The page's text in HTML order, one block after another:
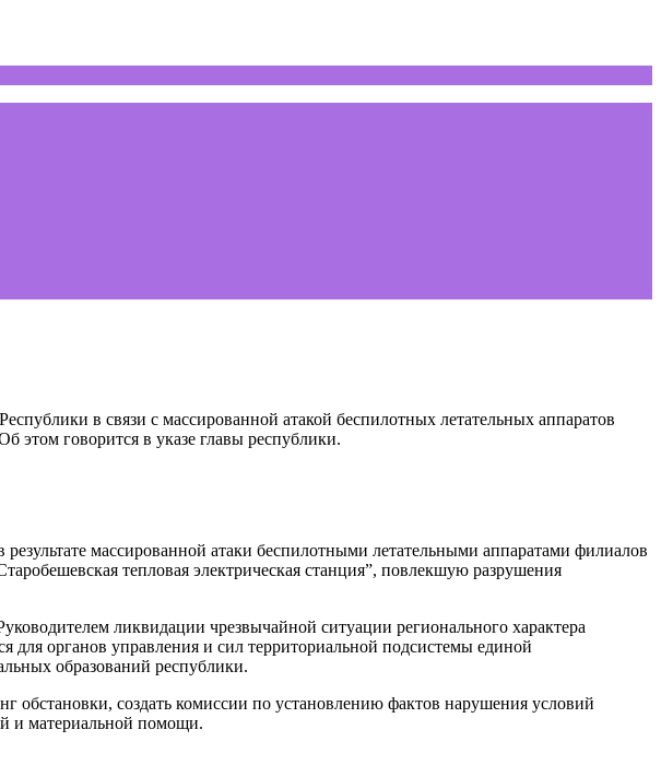
в связи с массированной атакой беспилотных летательных аппаратов
этом говорится в указе главы республики.
массированной атаки беспилотными летательными аппаратами филиалов
тепловая электрическая станция”, повлекшую разрушения
ликвидации чрезвычайной ситуации регионального характера
для органов управления и сил территориальной подсистемы единой
образований республики.
создать комиссии по установлению фактов нарушения условий
и материальной помощи.